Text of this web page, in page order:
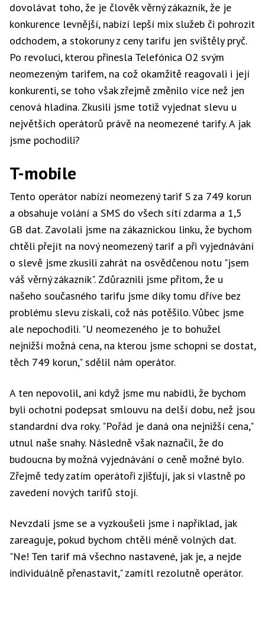
dovolávat toho, že je člověk věrný zákazník, že je
konkurence levnější, nabízí lepší mix služeb či pohrozit
odchodem, a stokoruny z ceny tarifu jen svištěly pryč.
Po revoluci, kterou přinesla Telefónica O2 svým
neomezeným tarifem, na což okamžitě reagovali i její
konkurenti, se toho však zřejmě změnilo více než jen
cenová hladina. Zkusili jsme totiž vyjednat slevu u
největších operátorů právě na neomezené tarify. A jak
jsme pochodili?
T-mobile
Tento operátor nabízí neomezený tarif S za 749 korun
a obsahuje volání a SMS do všech sítí zdarma a 1,5
GB dat. Zavolali jsme na zákaznickou linku, že bychom
chtěli přejít na nový neomezený tarif a při vyjednávání
o slevě jsme zkusili zahrát na osvědčenou notu "jsem
váš věrný zákazník". Zdůraznili jsme přitom, že u
našeho současného tarifu jsme díky tomu dříve bez
problému slevu získali, což nás potěšilo. Vůbec jsme
ale nepochodili. "U neomezeného je to bohužel
nejnižší možná cena, na kterou jsme schopni se dostat,
těch 749 korun," sdělil nám operátor.
A ten nepovolil, ani když jsme mu nabídli, že bychom
byli ochotni podepsat smlouvu na delší dobu, než jsou
standardní dva roky. "Pořád je daná ona nejnižší cena,"
utnul naše snahy. Následně však naznačil, že do
budoucna by možná vyjednávání o ceně možné bylo.
Zřejmě tedy zatím operátoři zjišťují, jak si vlastně po
zavedení nových tarifů stojí.
Nevzdali jsme se a vyzkoušeli jsme i například, jak
zareaguje, pokud bychom chtěli méně volných dat.
"Ne! Ten tarif má všechno nastavené, jak je, a nejde
individuálně přenastavit," zamítl rezolutně operátor.